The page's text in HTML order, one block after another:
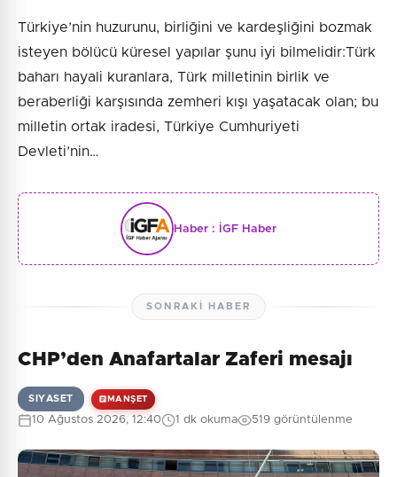
Türkiye’nin huzurunu, birliğini ve kardeşliğini bozmak
isteyen bölücü küresel yapılar şunu iyi bilmelidir:Türk
baharı hayali kuranlara, Türk milletinin birlik ve
beraberliği karşısında zemheri kışı yaşatacak olan; bu
milletin ortak iradesi, Türkiye Cumhuriyeti
Devleti’nin…
Haber : İGF Haber
SONRAKI HABER
CHP’den Anafartalar Zaferi mesajı
SIYASET MANŞET
10 Ağustos 2026, 12:40 1 dk okuma 519 görüntülenme